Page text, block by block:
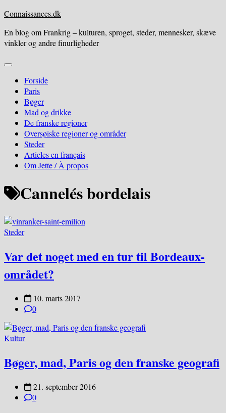
Skip
content
Connaissances.dk
En blog om Frankrig – kulturen, sproget, steder, mennesker, skæve
vinkler og andre finurligheder
Expand
Forside
Paris
Bøger
Mad og drikke
De franske regioner
Oversøiske regioner og områder
Steder
Articles en français
Om Jette / À propos
Cannelés bordelais
Steder
Var det noget med en tur til Bordeaux-
området?
10. marts 2017
0
Kultur
Bøger, mad, Paris og den franske geografi
21. september 2016
0